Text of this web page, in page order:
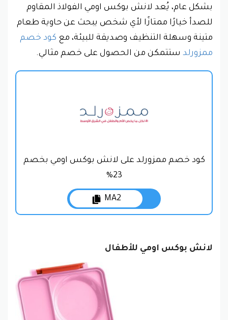
بشكل عام، يُعد لانش بوكس اومي الفولاذ المقاوم
للصدأ خيارًا ممتازًا لأي شخص يبحث عن حاوية طعام
متينة وسهلة التنظيف وصديقة للبيئة، مع كود خصم
ممزورلد ستتمكن من الحصول على خصم مثالي.
كود خصم ممزورلد على لانش بوكس اومي بخصم
23%
MA2
لانش بوكس اومي للأطفال